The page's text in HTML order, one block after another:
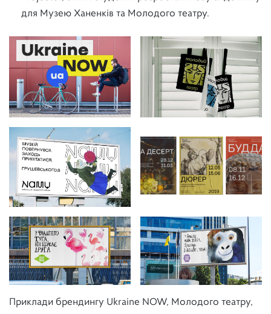
для Музею Ханенків та Молодого театру.
Приклади брендингу Ukraine NOW, Молодого театру,